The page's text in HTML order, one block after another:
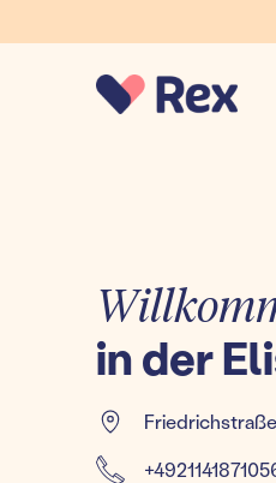
in der